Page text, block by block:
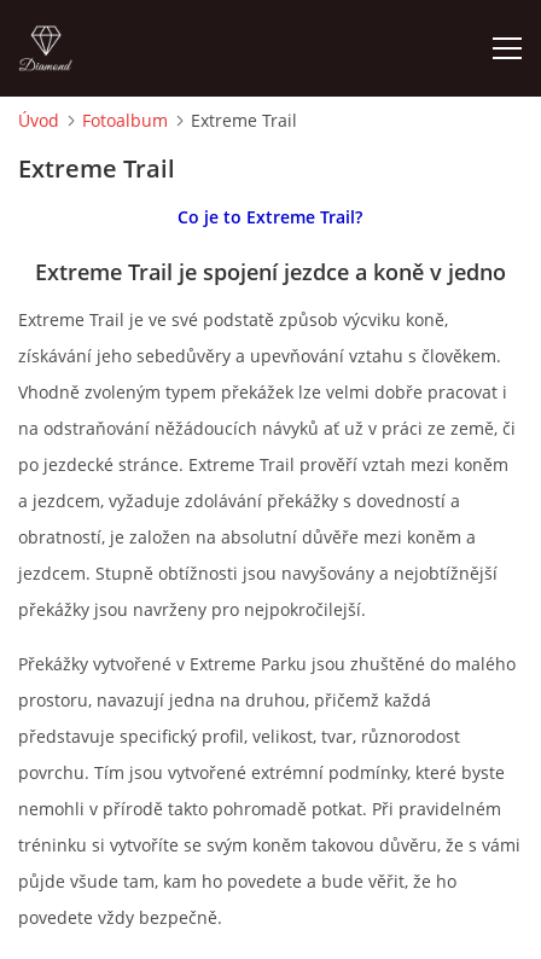
STÁJ ECOLA (HAKLOVY DVORY)
ECOLA EQUESTRIAN
PROBĚHLÉ AKCE
AKCE 2025
AKCE 2026
Úvod Fotoalbum Extreme Trail
Extreme Trail
Co je to Extreme Trail?
Extreme Trail je spojení jezdce a koně v jedno
Extreme Trail je ve své podstatě způsob výcviku koně,
získávání jeho sebedůvěry a upevňování vztahu s člověkem.
Vhodně zvoleným typem překážek lze velmi dobře pracovat i
na odstraňování něžádoucích návyků ať už v práci ze země, či
po jezdecké stránce. Extreme Trail prověří vztah mezi koněm
a jezdcem, vyžaduje zdolávání překážky s dovedností a
obratností, je založen na absolutní důvěře mezi koněm a
jezdcem. Stupně obtížnosti jsou navyšovány a nejobtížnější
překážky jsou navrženy pro nejpokročilejší.
Překážky vytvořené v Extreme Parku jsou zhuštěné do malého
prostoru, navazují jedna na druhou, přičemž každá
představuje specifický profil, velikost, tvar, různorodost
povrchu. Tím jsou vytvořené extrémní podmínky, které byste
nemohli v přírodě takto pohromadě potkat. Při pravidelném
tréninku si vytvoříte se svým koněm takovou důvěru, že s vámi
půjde všude tam, kam ho povedete a bude věřit, že ho
povedete vždy bezpečně.